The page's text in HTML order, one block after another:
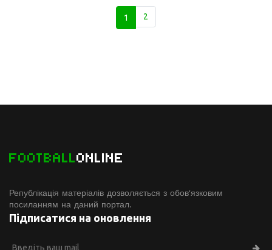
1 2
FOOTBALLONLINE
Републікація матеріалів дозволяється з обов'язковим
посиланням на даний портал.
Підписатися на оновлення